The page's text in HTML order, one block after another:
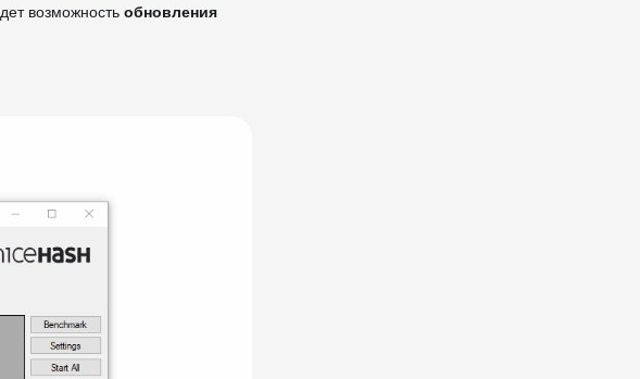
возможность обновления